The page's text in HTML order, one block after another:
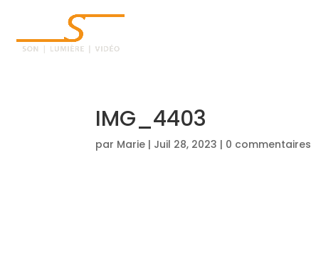
IMG_4403
par Marie | Juil 28, 2023 | 0 commentaires